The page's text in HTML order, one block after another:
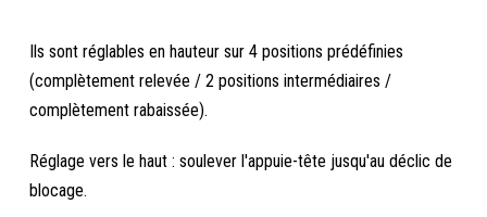
Ils sont réglables en hauteur sur 4 positions prédéfinies
(complètement relevée / 2 positions intermédiaires /
complètement rabaissée).
Réglage vers le haut : soulever l'appuie-tête jusqu'au déclic de
blocage.